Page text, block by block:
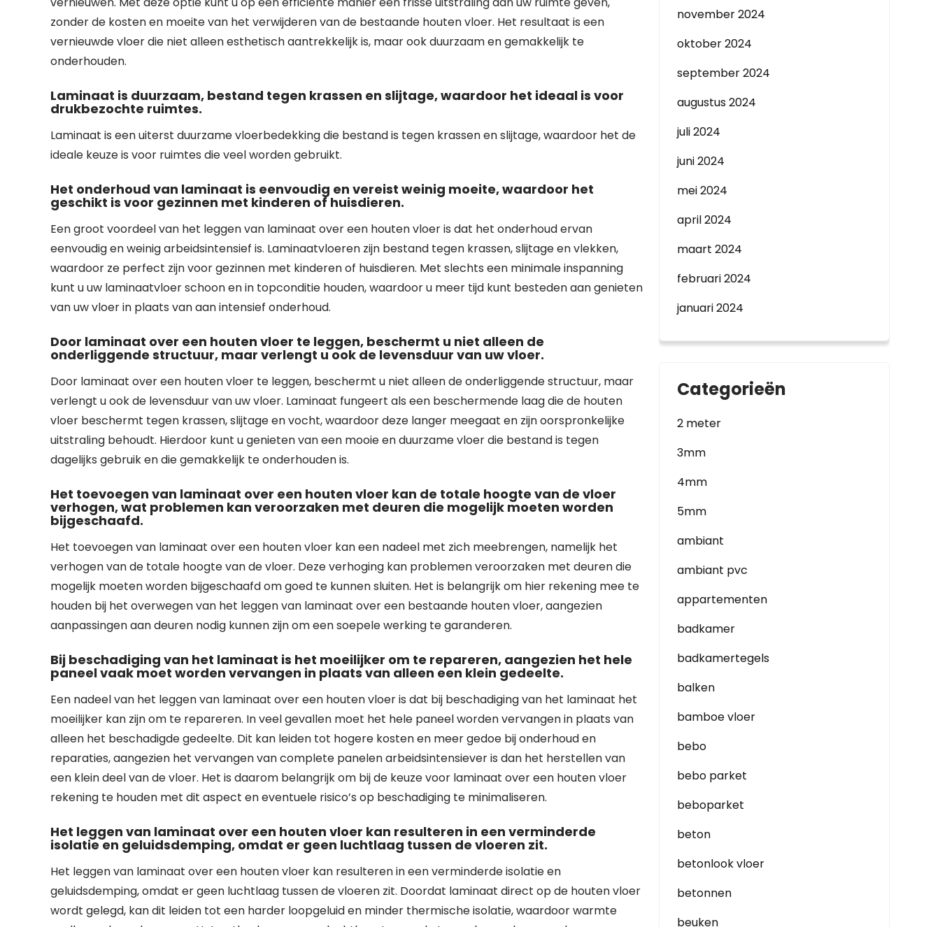
zonder de kosten en moeite van het verwijderen van de bestaande houten vloer. Het resultaat is een
vernieuwde vloer die niet alleen esthetisch aantrekkelijk is, maar ook duurzaam en gemakkelijk te
onderhouden.
Laminaat is duurzaam, bestand tegen krassen en slijtage, waardoor het ideaal is voor
drukbezochte ruimtes.
Laminaat is een uiterst duurzame vloerbedekking die bestand is tegen krassen en slijtage, waardoor het de
ideale keuze is voor ruimtes die veel worden gebruikt.
Het onderhoud van laminaat is eenvoudig en vereist weinig moeite, waardoor het
geschikt is voor gezinnen met kinderen of huisdieren.
Een groot voordeel van het leggen van laminaat over een houten vloer is dat het onderhoud ervan
eenvoudig en weinig arbeidsintensief is. Laminaatvloeren zijn bestand tegen krassen, slijtage en vlekken,
waardoor ze perfect zijn voor gezinnen met kinderen of huisdieren. Met slechts een minimale inspanning
kunt u uw laminaatvloer schoon en in topconditie houden, waardoor u meer tijd kunt besteden aan genieten
van uw vloer in plaats van aan intensief onderhoud.
Door laminaat over een houten vloer te leggen, beschermt u niet alleen de
onderliggende structuur, maar verlengt u ook de levensduur van uw vloer.
Door laminaat over een houten vloer te leggen, beschermt u niet alleen de onderliggende structuur, maar
verlengt u ook de levensduur van uw vloer. Laminaat fungeert als een beschermende laag die de houten
vloer beschermt tegen krassen, slijtage en vocht, waardoor deze langer meegaat en zijn oorspronkelijke
uitstraling behoudt. Hierdoor kunt u genieten van een mooie en duurzame vloer die bestand is tegen
dagelijks gebruik en die gemakkelijk te onderhouden is.
Het toevoegen van laminaat over een houten vloer kan de totale hoogte van de vloer
verhogen, wat problemen kan veroorzaken met deuren die mogelijk moeten worden
bijgeschaafd.
Het toevoegen van laminaat over een houten vloer kan een nadeel met zich meebrengen, namelijk het
verhogen van de totale hoogte van de vloer. Deze verhoging kan problemen veroorzaken met deuren die
mogelijk moeten worden bijgeschaafd om goed te kunnen sluiten. Het is belangrijk om hier rekening mee te
houden bij het overwegen van het leggen van laminaat over een bestaande houten vloer, aangezien
aanpassingen aan deuren nodig kunnen zijn om een soepele werking te garanderen.
Bij beschadiging van het laminaat is het moeilijker om te repareren, aangezien het hele
paneel vaak moet worden vervangen in plaats van alleen een klein gedeelte.
Een nadeel van het leggen van laminaat over een houten vloer is dat bij beschadiging van het laminaat het
moeilijker kan zijn om te repareren. In veel gevallen moet het hele paneel worden vervangen in plaats van
alleen het beschadigde gedeelte. Dit kan leiden tot hogere kosten en meer gedoe bij onderhoud en
reparaties, aangezien het vervangen van complete panelen arbeidsintensiever is dan het herstellen van
een klein deel van de vloer. Het is daarom belangrijk om bij de keuze voor laminaat over een houten vloer
rekening te houden met dit aspect en eventuele risico’s op beschadiging te minimaliseren.
Het leggen van laminaat over een houten vloer kan resulteren in een verminderde
isolatie en geluidsdemping, omdat er geen luchtlaag tussen de vloeren zit.
Het leggen van laminaat over een houten vloer kan resulteren in een verminderde isolatie en
geluidsdemping, omdat er geen luchtlaag tussen de vloeren zit. Doordat laminaat direct op de houten vloer
wordt gelegd, kan dit leiden tot een harder loopgeluid en minder thermische isolatie, waardoor warmte
november 2024
oktober 2024
september 2024
augustus 2024
juli 2024
juni 2024
mei 2024
april 2024
maart 2024
februari 2024
januari 2024
Categorieën
2 meter
3mm
4mm
5mm
ambiant
ambiant pvc
appartementen
badkamer
badkamertegels
balken
bamboe vloer
bebo
bebo parket
beboparket
beton
betonlook vloer
betonnen
beuken